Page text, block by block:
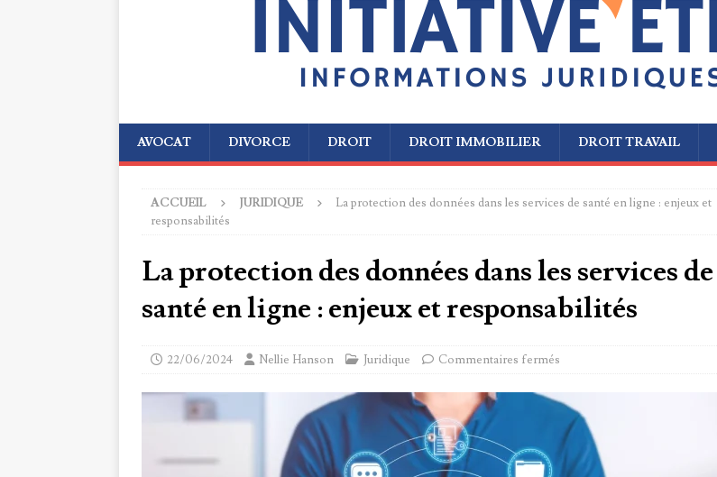
AVOCAT DIVORCE DROIT DROIT IMMOBILIER DROIT TRAVAIL
ACCUEIL JURIDIQUE
La protection des données dans les services de santé en ligne : enjeux et
responsabilités
La protection des données dans les services de
santé en ligne : enjeux et responsabilités
22/06/2024 Nellie Hanson Juridique Commentaires fermés